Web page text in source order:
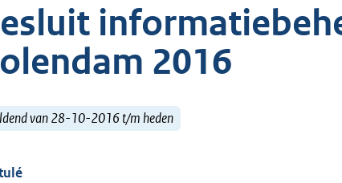
2016
van 28-10-2016 t/m heden